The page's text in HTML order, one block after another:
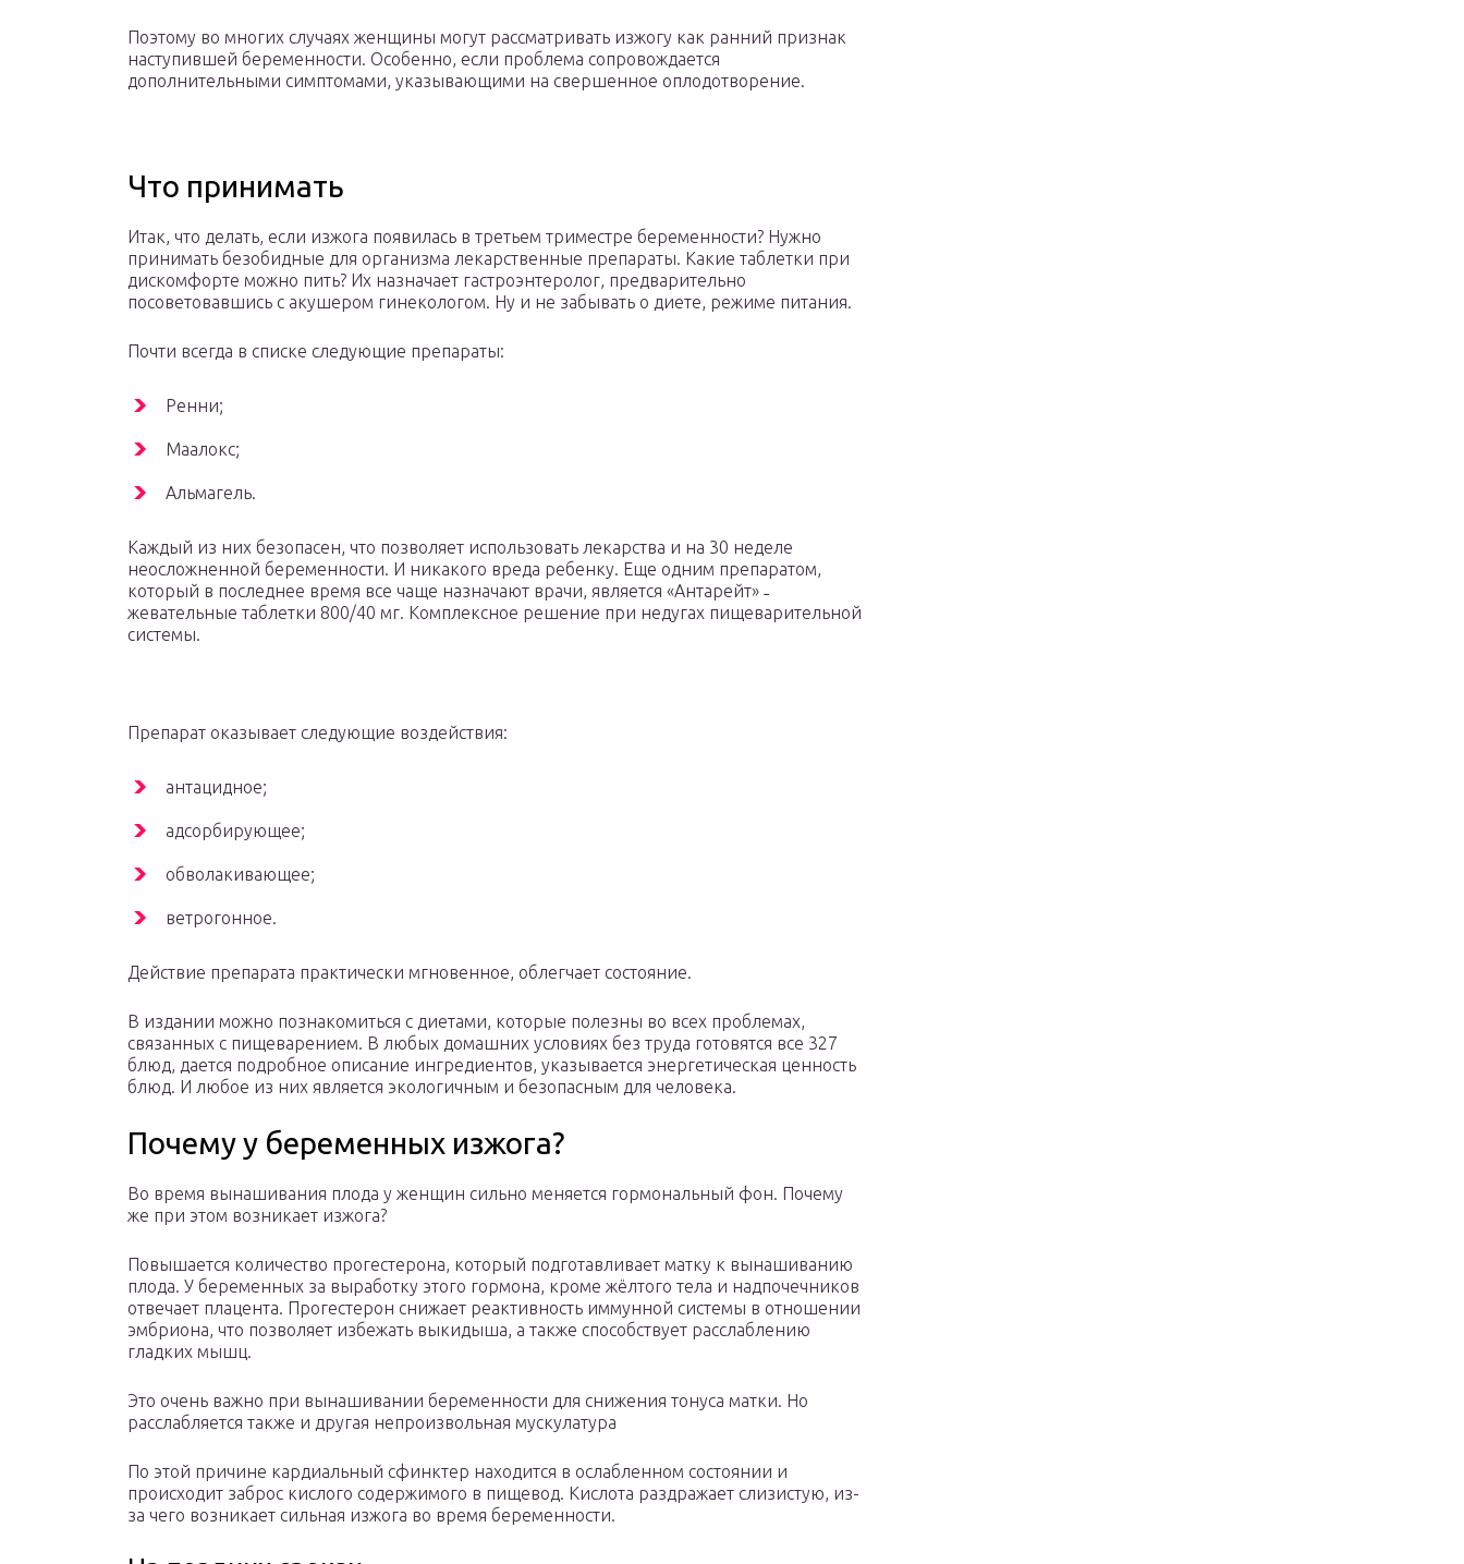
Поэтому во многих случаях женщины могут рассматривать изжогу как ранний признак
наступившей беременности. Особенно, если проблема сопровождается
дополнительными симптомами, указывающими на свершенное оплодотворение.
Что принимать
Итак, что делать, если изжога появилась в третьем триместре беременности? Нужно
принимать безобидные для организма лекарственные препараты. Какие таблетки при
дискомфорте можно пить? Их назначает гастроэнтеролог, предварительно
посоветовавшись с акушером гинекологом. Ну и не забывать о диете, режиме питания.
Почти всегда в списке следующие препараты:
Ренни;
Маалокс;
Альмагель.
Каждый из них безопасен, что позволяет использовать лекарства и на 30 неделе
неосложненной беременности. И никакого вреда ребенку. Еще одним препаратом,
который в последнее время все чаще назначают врачи, является «Антарейт» ˗
жевательные таблетки 800/40 мг. Комплексное решение при недугах пищеварительной
системы.
Препарат оказывает следующие воздействия:
антацидное;
адсорбирующее;
обволакивающее;
ветрогонное.
Действие препарата практически мгновенное, облегчает состояние.
В издании можно познакомиться с диетами, которые полезны во всех проблемах,
связанных с пищеварением. В любых домашних условиях без труда готовятся все 327
блюд, дается подробное описание ингредиентов, указывается энергетическая ценность
блюд. И любое из них является экологичным и безопасным для человека.
Почему у беременных изжога?
Во время вынашивания плода у женщин сильно меняется гормональный фон. Почему
же при этом возникает изжога?
Повышается количество прогестерона, который подготавливает матку к вынашиванию
плода. У беременных за выработку этого гормона, кроме жёлтого тела и надпочечников
отвечает плацента. Прогестерон снижает реактивность иммунной системы в отношении
эмбриона, что позволяет избежать выкидыша, а также способствует расслаблению
гладких мышц.
Это очень важно при вынашивании беременности для снижения тонуса матки. Но
расслабляется также и другая непроизвольная мускулатура
По этой причине кардиальный сфинктер находится в ослабленном состоянии и
происходит заброс кислого содержимого в пищевод. Кислота раздражает слизистую, из-
за чего возникает сильная изжога во время беременности.